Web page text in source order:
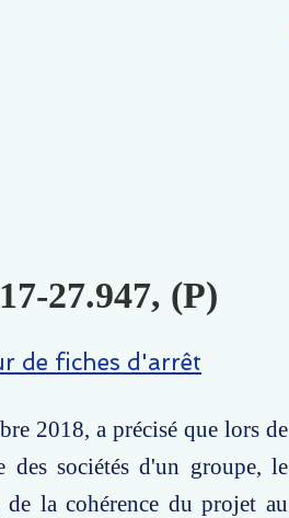
27.947, (P)
de fiches d'arrêt
2018, a précisé que lors de
des sociétés d'un groupe, le
la cohérence du projet au